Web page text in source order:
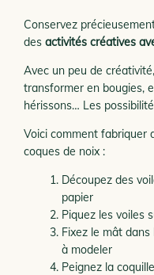
Conservez
des activités créatives
Avec un peu de
transformer en bougies,
hérissons… Les
Voici comment fabriquer
coques de noix :
Découpez des
papier
Piquez les voiles
Fixez le mât
à modeler
Peignez la